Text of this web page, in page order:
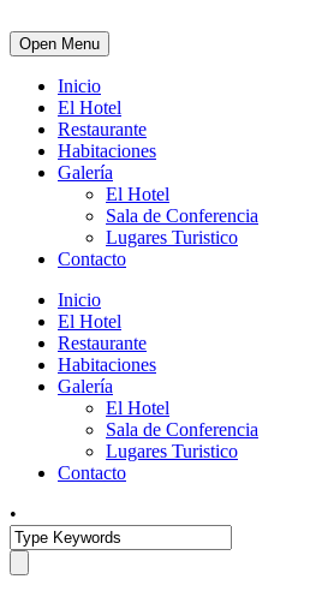
Open Menu
Inicio
El Hotel
Restaurante
Habitaciones
Galería
El Hotel
Sala de Conferencia
Lugares Turistico
Contacto
Inicio
El Hotel
Restaurante
Habitaciones
Galería
El Hotel
Sala de Conferencia
Lugares Turistico
Contacto
•